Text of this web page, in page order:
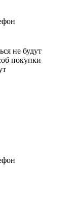
не будут
покупки